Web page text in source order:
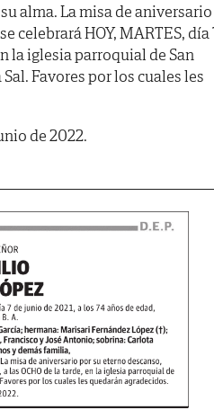
alma. La misa de aniversario
celebrará HOY, MARTES, día
la iglesia parroquial de San
Favores por los cuales les
de 2022.